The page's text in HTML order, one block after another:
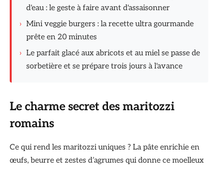
d'eau : le geste à faire avant d'assaisonner
› Mini veggie burgers : la recette ultra gourmande
prête en 20 minutes
› Le parfait glacé aux abricots et au miel se passe de
sorbetière et se prépare trois jours à l'avance
Le charme secret des maritozzi
romains
Ce qui rend les maritozzi uniques ? La pâte enrichie en
œufs, beurre et zestes d’agrumes qui donne ce moelleux